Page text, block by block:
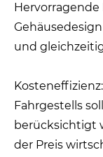
Hervorragende
und
Fahrgestells
berücksichtigt
der Preis